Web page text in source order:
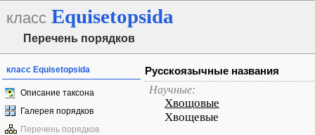
класс Equisetopsida
Перечень порядков
класс Equisetopsida
Описание таксона
Галерея порядков
Перечень порядков
Русскоязычные названия
Научные:
Хвощовые
Хвощевые